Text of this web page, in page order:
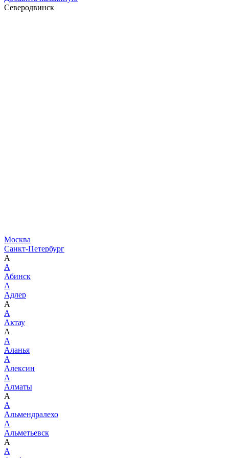
Северодвинск
Москва
Санкт-Петербург
А
А
Абинск
А
Адлер
А
А
Актау
А
А
Аланья
А
Алексин
А
Алматы
А
А
Альмендралехо
А
Альметьевск
А
А